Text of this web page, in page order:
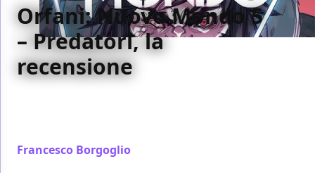
Orfani: Nuovo Mondo 5
– Predatori, la
recensione
Francesco Borgoglio